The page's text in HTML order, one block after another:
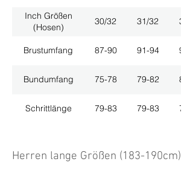
Inch Größen
(Hosen)
30/32 31/32 33/
Brustumfang 87-90 91-94 95-
Bundumfang 75-78 79-82 83-
Schrittlänge 79-83 79-83 79-
Herren lange Größen (183-190cm)